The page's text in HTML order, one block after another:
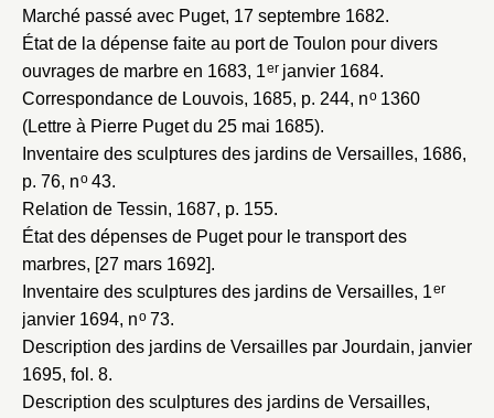
Marché passé avec Puget, 17 septembre 1682.
État de la dépense faite au port de Toulon pour divers
ouvrages de marbre en 1683, 1erjanvier 1684.
Correspondance de Louvois, 1685, p. 244, no1360
(Lettre à Pierre Puget du 25 mai 1685).
Inventaire des sculptures des jardins de Versailles, 1686,
p. 76, no43.
Relation de Tessin, 1687, p. 155.
État des dépenses de Puget pour le transport des
marbres, [27 mars 1692].
Inventaire des sculptures des jardins de Versailles, 1er
janvier 1694, no73.
Description des jardins de Versailles par Jourdain, janvier
1695, fol. 8.
Description des sculptures des jardins de Versailles,
Créer et ajouter
Envoyer
Vous avez oublié votre mot de passe ?
Cliquez ici